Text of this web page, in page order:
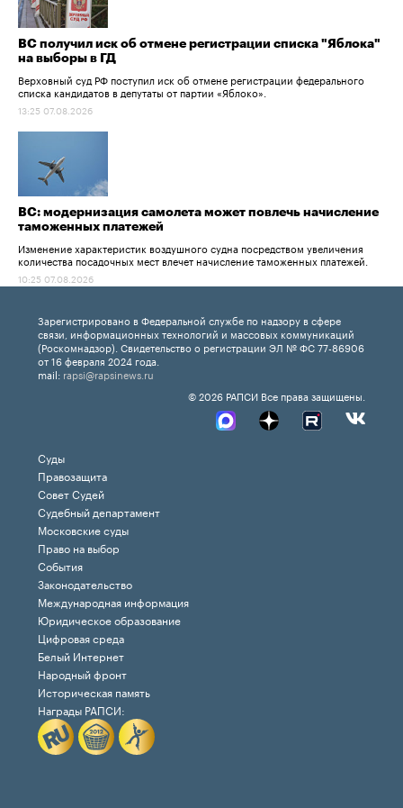
ВС получил иск об отмене регистрации списка "Яблока"
на выборы в ГД
Верховный суд РФ поступил иск об отмене регистрации федерального
списка кандидатов в депутаты от партии «Яблоко».
13:25 07.08.2026
ВС: модернизация самолета может повлечь начисление
таможенных платежей
Изменение характеристик воздушного судна посредством увеличения
количества посадочных мест влечет начисление таможенных платежей.
10:25 07.08.2026
Зарегистрировано в Федеральной службе по надзору в сфере
связи, информационных технологий и массовых коммуникаций
(Роскомнадзор). Свидетельство о регистрации ЭЛ № ФС 77-86906
от 16 февраля 2024 года.
mail: rapsi@rapsinews.ru
© 2026 РАПСИ Все права защищены.
Суды
Правозащита
Совет Судей
Судебный департамент
Московские суды
Право на выбор
События
Законодательство
Международная информация
Юридическое образование
Цифровая среда
Белый Интернет
Народный фронт
Историческая память
Награды РАПСИ: